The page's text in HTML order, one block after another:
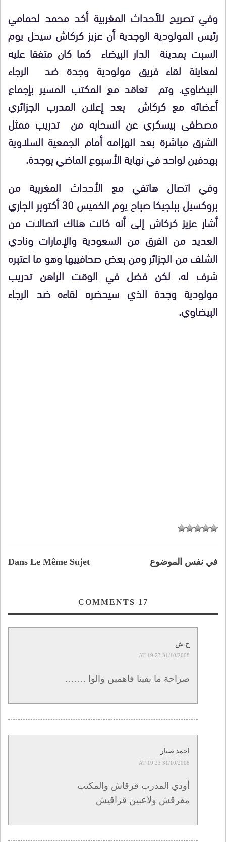
وفي تصريح للأحداث المغربية أكد محمد لحمامي
رئيس المولودية الوجدية أن عزيز كركاش سيحل يوم
السبت بمدينة الدار البيضاء كما كان متفقا عليه
لمعاينة لقاء فريق مولودية وجدة ضد الرجاء
البيضاوي. وتم تعاقد مع المكتب المسير بإجماع
أعضائه مع كركاش بعد إعلان المدرب الجزائري
مصطفى بيسكري عن انسحابه من تدريب ممثل
الشرق مباشرة بعد انهزامه أمام الجمعية السلاوية
بهدفين لواحد في نهاية الأسبوع الماضي بوجدة.
وفي اتصال هاتفي مع الأحداث المغربية من
بروكسيل ببلجيكا صباح يوم الخميس 30 أكتوبر الجاري
أشار عزيز كركاش إلى أنه كانت هناك اتصالات من
العديد من الفرق من السعودية والإمارات ونادي
الشلف من الجزائر ومن بعض صحافييها وهو ما اعتبره
شرف له، لكن فضل في الوقت الراهن تدريب
مولودية وجدة الذي سيحضره لقاءه ضد الرجاء
البيضاوي.
Dans Le Même Sujet في نفس الموضوع
17
ح.ش
31/10/2008 AT 19:23
صراحة ما بقينا فاهمين والوا …….
احمد صبار
31/10/2008 AT 19:23
أودي المدرب قرقاش والمكتب
مقرقش ولاعبين قراقيش